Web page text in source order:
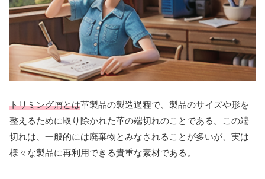
トリミング屑とは革製品の製造過程で、製品のサイズや形を
整えるために取り除かれた革の端切れのことである。この端
切れは、一般的には廃棄物とみなされることが多いが、実は
様々な製品に再利用できる貴重な素材である。